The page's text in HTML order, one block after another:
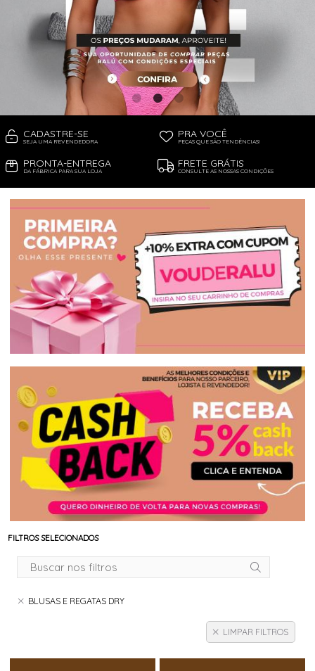
PIJAMA FEMININO
PIJAMA INFANTIL
PIJAMA MASCULINO
RASTEIRAS E PAPETES
ROUPÃO
SAÍDAS DE PRAIA
SANDÁLIAS
SHORTS E SAIAS
TÊNIS
TOP DE BIQUÍNI
TRICOTS
VESTIDOS
CADASTRE-SE
SEJA UMA REVENDEDORA
PRA VOCÊ
PEÇAS QUE SÃO TENDÊNCIAS!
PRONTA-ENTREGA
DA FÁBRICA PARA SUA LOJA
FRETE GRÁTIS
CONSULTE AS NOSSAS CONDIÇÕES
FILTROS SELECIONADOS
BLUSAS E REGATAS DRY
LIMPAR FILTROS